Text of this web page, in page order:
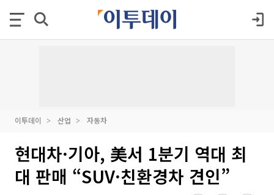
이투데이 산업 자동차
현대차·기아, 美서 1분기 역대 최
대 판매 “SUV·친환경차 견인”